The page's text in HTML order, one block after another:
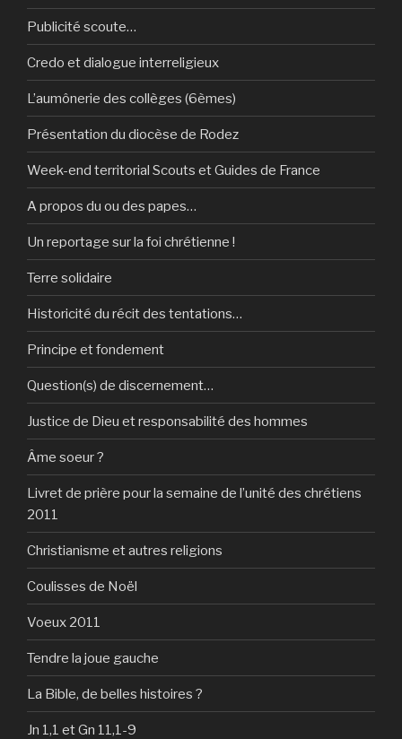
Publicité scoute…
Credo et dialogue interreligieux
L’aumônerie des collèges (6èmes)
Présentation du diocèse de Rodez
Week-end territorial Scouts et Guides de France
A propos du ou des papes…
Un reportage sur la foi chrétienne !
Terre solidaire
Historicité du récit des tentations…
Principe et fondement
Question(s) de discernement…
Justice de Dieu et responsabilité des hommes
Âme soeur ?
Livret de prière pour la semaine de l’unité des chrétiens
2011
Christianisme et autres religions
Coulisses de Noël
Voeux 2011
Tendre la joue gauche
La Bible, de belles histoires ?
Jn 1,1 et Gn 11,1-9